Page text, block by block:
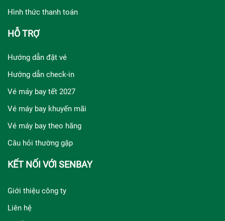
Hình thức thanh toán
HỖ TRỢ
Hướng dẫn đặt vé
Hướng dẫn check-in
Vé máy bay tết 2027
Vé máy bay khuyến mãi
Vé máy bay theo hãng
Câu hỏi thường gặp
KẾT NỐI VỚI SENBAY
Giới thiệu công ty
Liên hệ